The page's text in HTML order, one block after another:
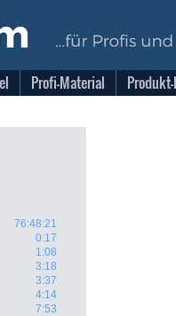
Profi-Material
76:48:21
0:17
1:08
3:18
3:37
4:14
7:53